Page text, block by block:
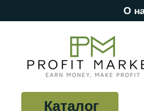
Перейти к основному О
Каталог